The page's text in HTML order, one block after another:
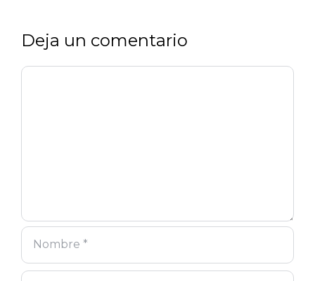
Deja un comentario
Comentario
Nombre
Correo
Web